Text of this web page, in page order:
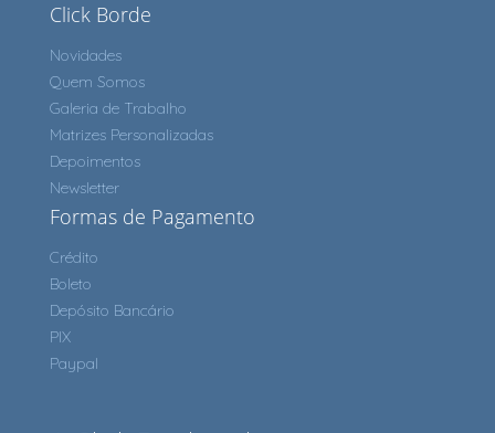
Click Borde
Novidades
Quem Somos
Galeria de Trabalho
Matrizes Personalizadas
Depoimentos
Newsletter
Formas de Pagamento
Crédito
Boleto
Depósito Bancário
PIX
Paypal